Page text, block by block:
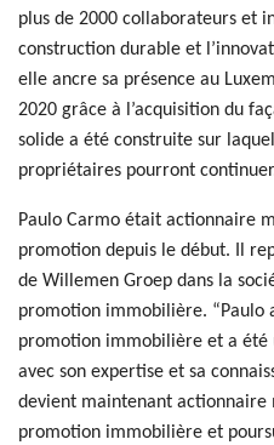
plus de 2000 collaborateurs et
construction durable et
elle ancre sa présence au
2020 grâce à l’acquisition du
solide a été construite sur
propriétaires pourront
Paulo Carmo était actionnaire
promotion depuis le début. Il
de Willemen Groep dans la
promotion immobilière. “Paulo
promotion immobilière et a
avec son expertise et sa
devient maintenant
promotion immobilière et